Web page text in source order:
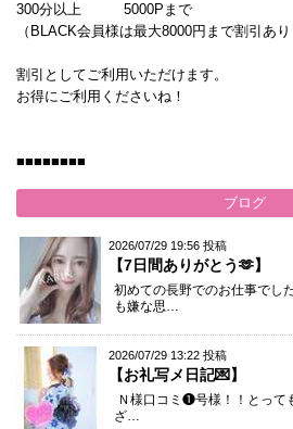
300分以上 5000Pまで
（BLACK会員様は最大8000円まで割引あり
割引としてご利用いただけます。
お得にご利用くださいね！
■■■■■■■■
ブログ
2026/07/29 19:56 投稿
【7日間ありがとう🫶】
初めての長野でのお仕事でし
も嫌な思…
2026/07/29 13:22 投稿
【お礼写メ日記💌】
Ｎ様口コミ❶号様！！とって
ざ…